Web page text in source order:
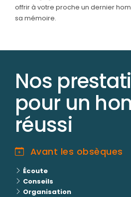
offrir à votre proche un dernier
sa mémoire.
Nos
pour un
réussi
Avant les obsèques
Écoute
Conseils
Organisation